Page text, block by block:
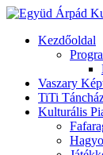
Kezdőoldal
Vaszary
TiTi
Kulturális